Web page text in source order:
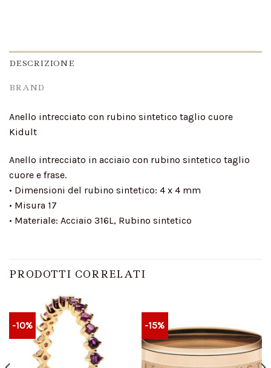
DESCRIZIONE
BRAND
Anello intrecciato con rubino sintetico taglio cuore
Kidult
Anello intrecciato in acciaio con rubino sintetico taglio
cuore e frase.
• Dimensioni del rubino sintetico: 4 x 4 mm
• Misura 17
• Materiale: Acciaio 316L, Rubino sintetico
PRODOTTI CORRELATI
-10% -15%